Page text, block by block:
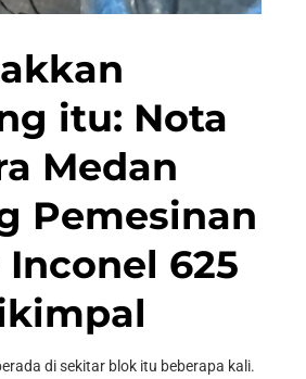
itu: Nota
Medan
Pemesinan
Inconel 625
di sekitar blok itu beberapa kali.